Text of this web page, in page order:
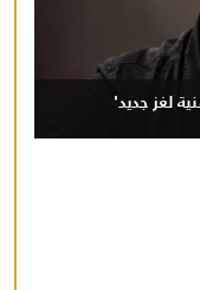
لغز جديد'